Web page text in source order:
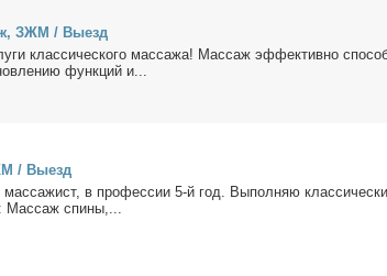
ЗЖМ / Вы­езд
клас­си­че­ско­го мас­са­жа! Мас­саж эф­фек­тив­но
функ­ций и...
/ Вы­езд
в про­фес­сии 5-й год. Вы­пол­няю
Мас­саж спи­ны,...